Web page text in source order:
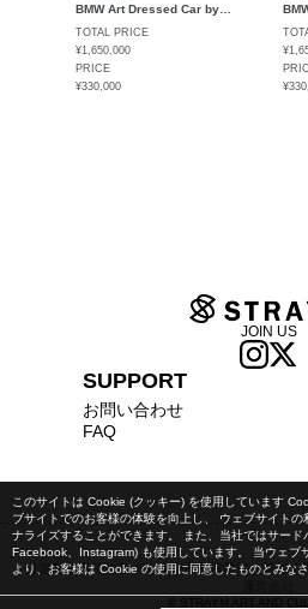
BMW Art Dressed Car by
KOSUKE KAWAMURA Special
Edition(Mシリーズ)
TOTAL PRICE
¥1,650,000
PRICE
¥330,000
SUPPORT
お問い合わせ
FAQ
JOIN US
© STRAYM ART AND
特定商取引法に基づく表記古物営業法に基づく
このサイトは Cookie (クッキー) を使用しています
ブサイトでのお客様の体験を向上し、 ウェブサイト
ナライズすることができます。 また、当社ではサード
Facebook、Instagram) も使用しています。 当ウェブ
より、お客様は Cookie の使用に同意したものとみな